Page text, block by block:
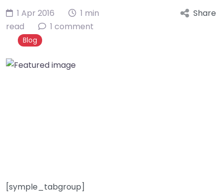
1 Apr 2016
1 min
read
1 comment
Blog
Share
[symple_tabgroup]